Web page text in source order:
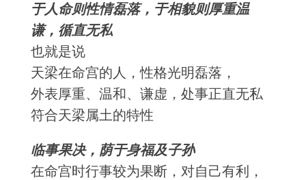
于人命则性情磊落，于相貌则厚重温
谦，循直无私
也就是说
天梁在命宫的人，性格光明磊落，
外表厚重、温和、谦虚，处事正直无私
符合天梁属土的特性
临事果决，荫于身福及子孙
在命宫时行事较为果断，对自己有利，